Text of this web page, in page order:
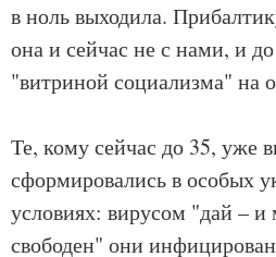
в ноль выходила.
она и сейчас не с нами, и
"витриной социализма" на
Те, кому сейчас до 35, уже
сформировались в особых
условиях: вирусом "дай –
свободен" они